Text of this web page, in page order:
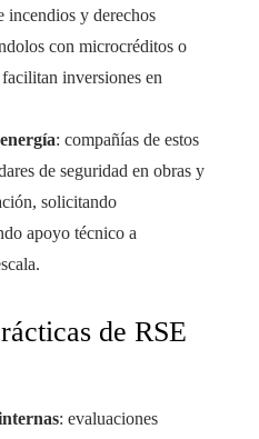
incendios y derechos
con microcréditos o
inversiones en
: compañías de estos
de seguridad en obras y
solicitando
apoyo técnico a
de RSE
: evaluaciones